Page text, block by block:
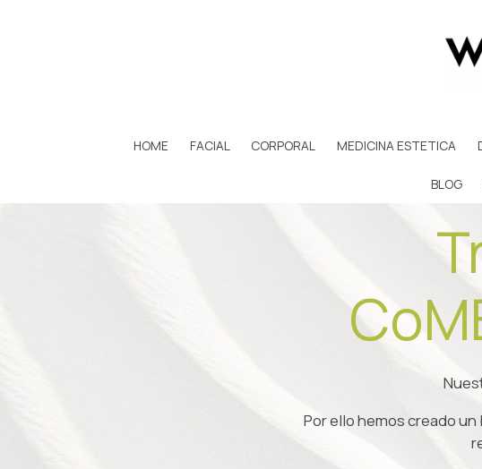
HOME FACIAL CORPORAL MEDICINA ESTETICA
BLOG
Por ello hemos creado un